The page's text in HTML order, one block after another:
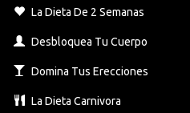
La Dieta De 2 Semanas
Desbloquea Tu Cuerpo
Domina Tus Erecciones
La Dieta Carnivora